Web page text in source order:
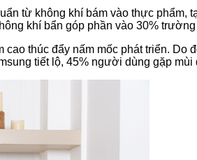
từ không khí bám vào thực phẩm,
khí bẩn góp phần vào 30%
thúc đẩy nấm mốc phát triển. Do
tiết lộ, 45% người dùng gặp